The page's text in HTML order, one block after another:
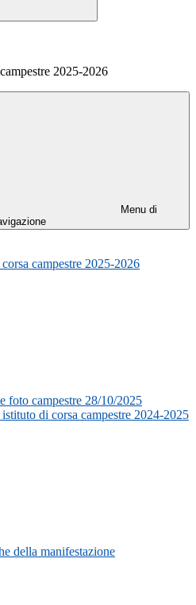
2025-2026
Menu di
campestre 2025-2026
foto campestre 28/10/2025
di corsa campestre 2024-2025
della manifestazione